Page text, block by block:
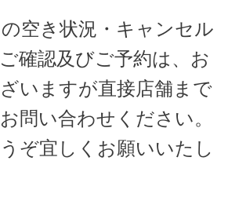
空き状況・キャンセル
確認及びご予約は、お
いますが直接店舗まで
問い合わせください。
ぞ宜しくお願いいたし